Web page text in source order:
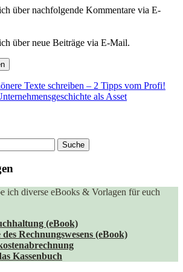
über nachfolgende Kommentare via E-
über neue Beiträge via E-Mail.
Texte schreiben – 2 Tipps vom Profi!
als Asset
ich diverse eBooks & Vorlagen für euch
(eBook)
Rechnungswesens (eBook)
Kassenbuch